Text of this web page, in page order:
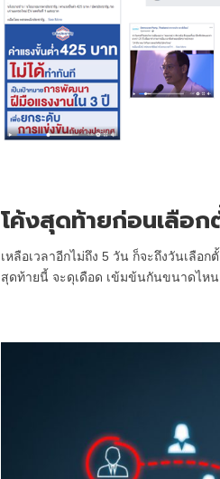
โค้งสุดท้ายก่อนเลือ
เหลือเวลาอีกไม่ถึง 5 วัน ก็จะถึงวันเลือ
สุดท้ายนี้ จะดุเดือด เข้มข้นกันขนาดไห